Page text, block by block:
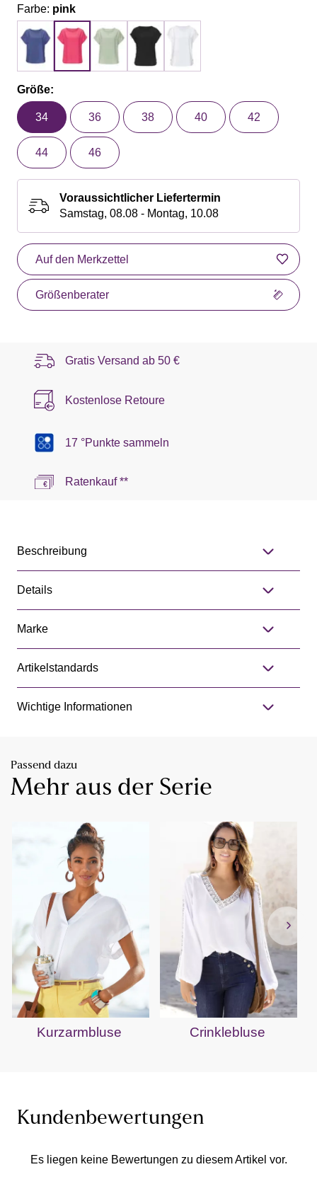
Farbe: pink
Größe:
34 36 38 40 42
44 46
Voraussichtlicher Liefertermin
Samstag, 08.08 - Montag, 10.08
Auf den Merkzettel
Größenberater
Gratis Versand ab 50 €
Kostenlose Retoure
17 °Punkte sammeln
Ratenkauf **
Beschreibung
Details
Marke
Artikelstandards
Wichtige Informationen
Passend dazu
Mehr aus der Serie
Kurzarmbluse Crinklebluse
Kundenbewertungen
Es liegen keine Bewertungen zu diesem Artikel vor.